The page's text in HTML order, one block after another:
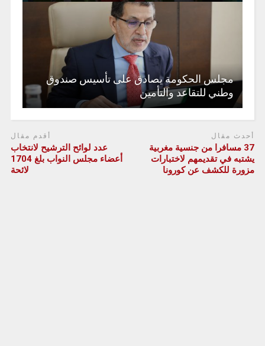
مجلس الحكومة يصادق على تأسيس صندوق
وطني للتقاعد والتأمين
أحدث مقال
37 مسافرا من جنسية مغربية
يشتبه في تقديمهم لاختبارات
مزورة للكشف عن كورونا
أقدم مقال
عدد لوائح الترشيح لانتخاب
أعضاء مجلس النواب بلغ 1704
لائحة